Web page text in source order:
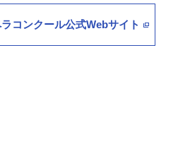
コンクール公式Webサイト